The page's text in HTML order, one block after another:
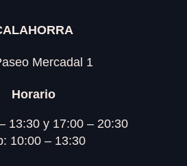
Mercadal 1
Horario
13:30 y 17:00 – 20:30
10:00 – 13:30